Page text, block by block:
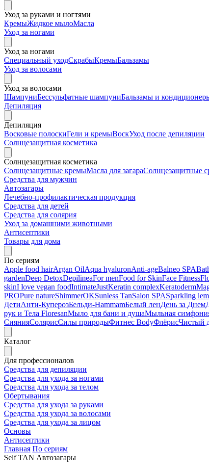
Уход за руками и ногтями
КремыЖидкое мылоМасла
Уход за ногами
Уход за ногами
Специальный уходСкрабыКремыБальзамы
Уход за волосами
Уход за волосами
ШампуниБессульфатные шампуниБальзамы и
Депиляция
Депиляция
Восковые полоскиГели и кремыВоскУход после депиляции
Солнцезащитная косметика
Солнцезащитная косметика
Солнцезащитные кремыМасла для загараСолнцезащитные
Средства для мужчин
Автозагары
Лечебно-профилактическая продукция
Средства для детей
Средства для солярия
Уход за домашними животными
Антисептики
Товары для дома
По сериям
Apple food hairArgan OilAqua hyaluronAnti-ageBalneo SPA
gardenDeep DetoxDepilineaFor menFood for SkinFace Fitness
skinI love vegan foodIntimateJustKeratin complexKeratoderm
PROPure natureShimmerOKSunless TanSalon SPASparkling
ДетиАнти-КуперозБельди-HammamБелый ленДень за Днем
рук и Тела FloresanМыло для бани и душаМыльная
СиянияСолярисСилы природыФитнес BodyФлёрисЧистый
Каталог
Для профессионалов
Средства для депиляции
Средства для ухода за ногами
Средства для ухода за телом
Обертывания
Средства для ухода за руками
Средства для ухода за волосами
Средства для ухода за лицом
Основы
Антисептики
Главная По сериям
Self TAN Автозагары